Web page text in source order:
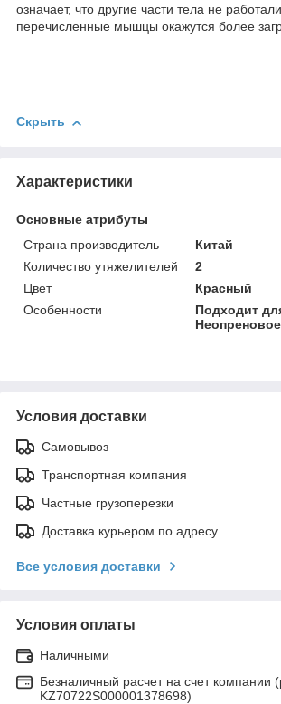
означает, что другие части тела не
перечисленные мышцы окажутся более
Скрыть
Характеристики
Основные атрибуты
Страна производитель
Китай
Количество утяжелителей
2
Цвет
Красный
Особенности
Подходит
Условия доставки
Самовывоз
Транспортная компания
Частные грузоперезки
Доставка курьером по адресу
Все условия доставки
Условия оплаты
Наличными
Безналичный расчет на счет компании
KZ70722S000001378698)